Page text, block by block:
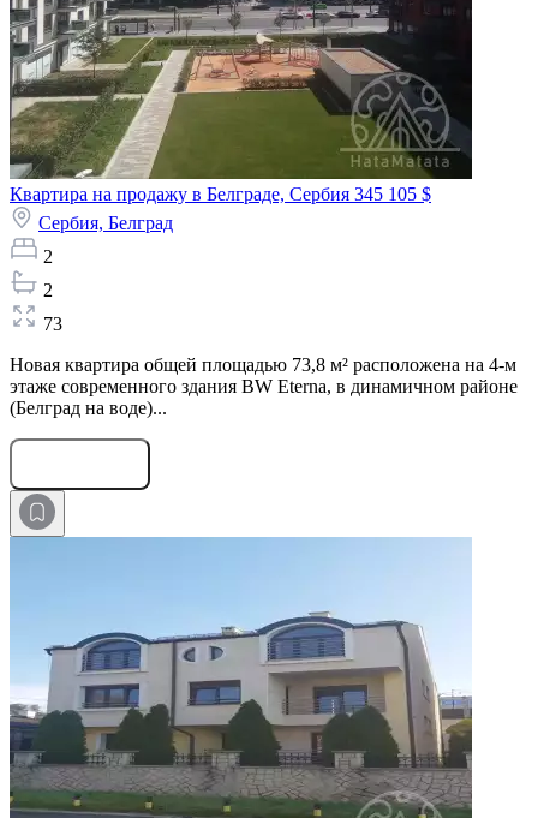
Квартира на продажу в Белграде, Сербия 345 105 $
Сербия, Белград
2
2
73
Новая квартира общей площадью 73,8 м² расположена на 4-м
этаже современного здания BW Eterna, в динамичном районе
(Белград на воде)...